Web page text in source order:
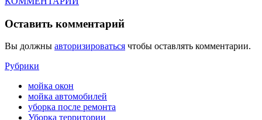
Оставить комментарий
Вы должны авторизироваться чтобы оставлять комментарии.
Рубрики
мойка окон
мойка автомобилей
уборка после ремонта
Уборка территории